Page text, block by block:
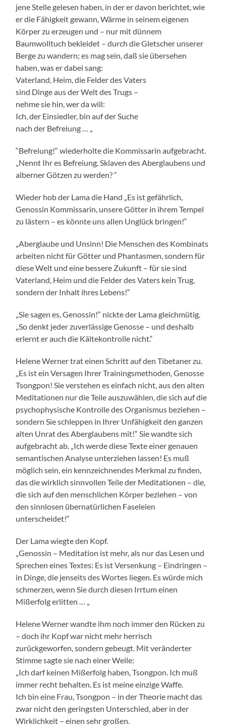
jene Stelle gelesen haben, in der er davon berichtet, wie
er die Fähigkeit gewann, Wärme in seinem eigenen
Körper zu erzeugen und – nur mit dünnem
Baumwolltuch bekleidet – durch die Gletscher unserer
Berge zu wandern; es mag sein, daß sie übersehen
haben, was er dabei sang:
Vaterland, Heim, die Felder des Vaters
sind Dinge aus der Welt des Trugs –
nehme sie hin, wer da will:
Ich, der Einsiedler, bin auf der Suche
nach der Befreiung … „
“Befreiung!“ wiederholte die Kommissarin aufgebracht.
„Nennt Ihr es Befreiung, Sklaven des Aberglaubens und
alberner Götzen zu werden? “
Wieder hob der Lama die Hand „Es ist gefährlich,
Genossin Kommissarin, unsere Götter in ihrem Tempel
zu lästern – es könnte uns allen Unglück bringen!“
„Aberglaube und Unsinn! Die Menschen des Kombinats
arbeiten nicht für Götter und Phantasmen, sondern für
diese Welt und eine bessere Zukunft – für sie sind
Vaterland, Heim und die Felder des Vaters kein Trug,
sondern der Inhalt ihres Lebens!“
„Sie sagen es, Genossin!“ nickte der Lama gleichmütig.
„So denkt jeder zuverlässige Genosse – und deshalb
erlernt er auch die Kältekontrolle nicht.“
Helene Werner trat einen Schritt auf den Tibetaner zu.
„Es ist ein Versagen Ihrer Trainingsmethoden, Genosse
Tsongpon! Sie verstehen es einfach nicht, aus den alten
Meditationen nur die Teile auszuwählen, die sich auf die
psychophysische Kontrolle des Organismus beziehen –
sondern Sie schleppen in Ihrer Unfähigkeit den ganzen
alten Unrat des Aberglaubens mit!“ Sie wandte sich
aufgebracht ab. „Ich werde diese Texte einer genauen
semantischen Analyse unterziehen lassen! Es muß
möglich sein, ein kennzeichnendes Merkmal zu finden,
das die wirklich sinnvollen Teile der Meditationen – die,
die sich auf den menschlichen Körper beziehen – von
den sinnlosen übernatürlichen Faseleien
unterscheidet!“
Der Lama wiegte den Kopf.
„Genossin – Meditation ist mehr, als nur das Lesen und
Sprechen eines Textes: Es ist Versenkung – Eindringen –
in Dinge, die jenseits des Wortes liegen. Es würde mich
schmerzen, wenn Sie durch diesen Irrtum einen
Mißerfolg erlitten … „
Helene Werner wandte ihm noch immer den Rücken zu
– doch ihr Kopf war nicht mehr herrisch
zurückgeworfen, sondern gebeugt. Mit veränderter
Stimme sagte sie nach einer Weile:
„Ich darf keinen Mißerfolg haben, Tsongpon. Ich muß
immer recht behalten. Es ist meine einzige Waffe.
Ich bin eine Frau, Tsongpon – in der Theorie macht das
zwar nicht den geringsten Unterschied, aber in der
Wirklichkeit – einen sehr großen.